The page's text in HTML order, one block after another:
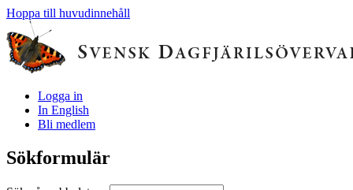
Hoppa till huvudinnehåll
Logga in
In English
Bli medlem
Sökformulär